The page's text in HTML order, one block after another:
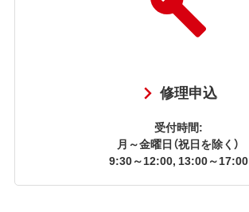
修理申込
受付時間:
月～金曜日（祝日を除く）
9:30～12:00, 13:00～17:00